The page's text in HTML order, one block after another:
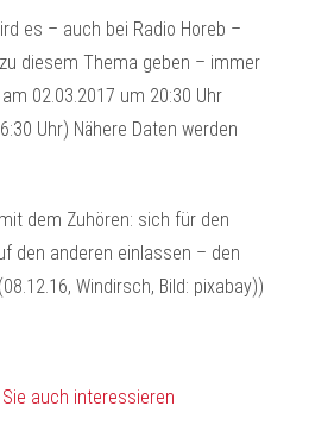
es – auch bei Radio Horeb –
zu diesem Thema geben – immer
02.03.2017 um 20:30 Uhr
Uhr) Nähere Daten werden
dem Zuhören: sich für den
den anderen einlassen – den
Windirsch, Bild: pixabay))
auch interessieren